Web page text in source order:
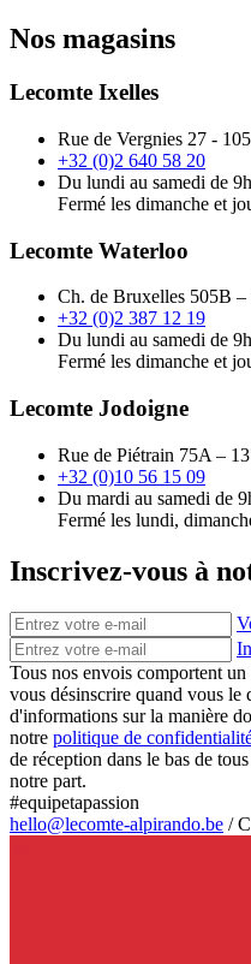
Nos magasins
Lecomte Ixelles
Rue de Vergnies 27 -
+32 (0)2 640 58 20
Du lundi au samedi de
Fermé les dimanche et
Lecomte Waterloo
Ch. de Bruxelles 505B –
+32 (0)2 387 12 19
Du lundi au samedi de
Fermé les dimanche et
Lecomte Jodoigne
Rue de Piétrain 75A –
+32 (0)10 56 15 09
Du mardi au samedi de
Fermé les lundi,
Inscrivez-vous à
Tous nos envois comportent
vous désinscrire quand vous le
d'informations sur la manière
notre politique de
de réception dans le bas de
notre part.
#equipetapassion
hello@lecomte-alpirando.be /